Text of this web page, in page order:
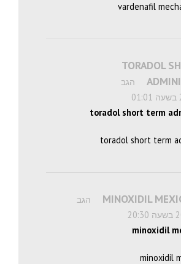
vardenafil
TORADOL
הגב
toradol short term
toradol short term
MINOXIDIL
הגב
minoxidil
minoxidil